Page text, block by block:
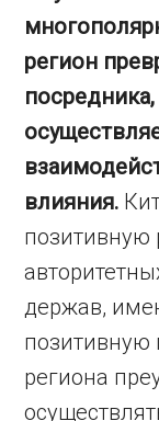
регион
влияния.
позитивную
держав,
позитивную
региона